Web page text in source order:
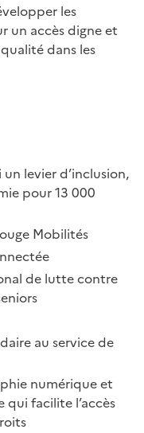
les
un accès digne et
dans les
un levier d’inclusion,
pour 13 000
Mobilités
de lutte contre
au service de
numérique et
qui facilite l’accès